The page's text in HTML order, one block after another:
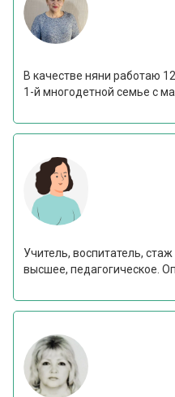
В качестве няни работаю
1-й многодетной семье с
Учитель, воспитатель,
высшее, педагогическое.